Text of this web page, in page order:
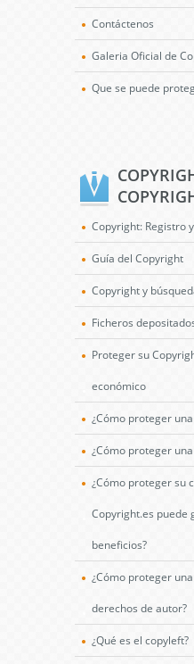
Contáctenos
Galeria Oficial de
Que se puede
Copyright: Registro
Guía del Copyright
Copyright y
Ficheros
Proteger su
económico
¿Cómo proteger
¿Cómo proteger
¿Cómo proteger su
Copyright.es puede
beneficios?
¿Cómo proteger
derechos de autor?
¿Qué es el copyleft?